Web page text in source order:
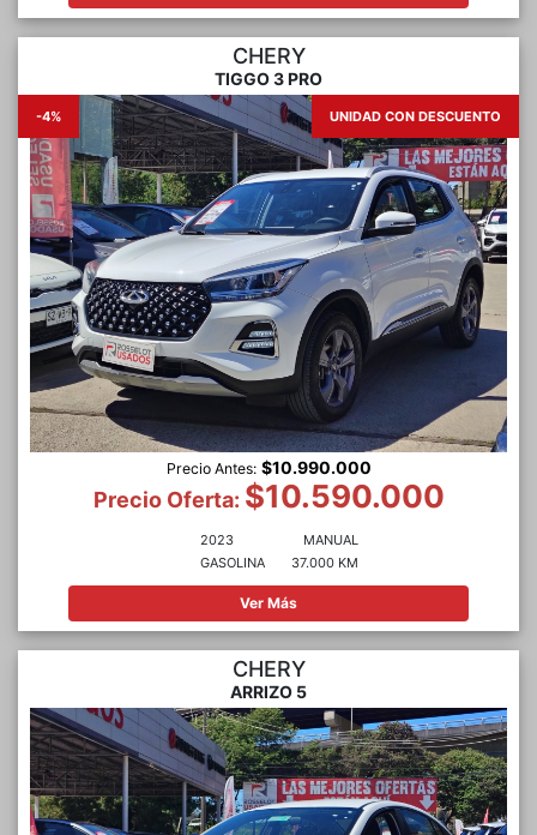
CHERY
TIGGO 3 PRO
-4% UNIDAD CON DESCUENTO
Precio Antes: $10.990.000
Precio Oferta: $10.590.000
2023
GASOLINA
MANUAL
37.000 KM
Ver Más
CHERY
ARRIZO 5